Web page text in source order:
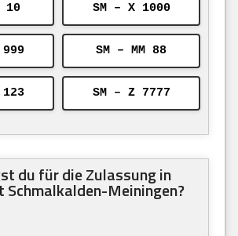
10 SM – X 1000
SM – MM 88
SM – Z 7777
du für die Zulassung in
Meiningen?